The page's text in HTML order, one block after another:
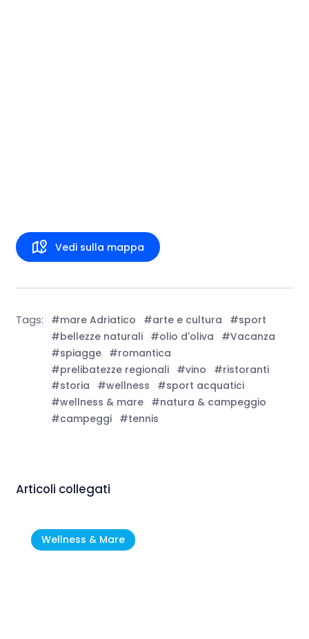
Vedi sulla mappa
Tags: #mare Adriatico #arte e cultura
#sport
#bellezze naturali
#olio d'oliva
#Vacanza
#spiagge
#romantica
#prelibatezze regionali
#vino
#ristoranti
#storia
#wellness
#sport acquatici
#wellness & mare
#natura & campeggio
#campeggi
#tennis
Articoli collegati
Wellness & Mare